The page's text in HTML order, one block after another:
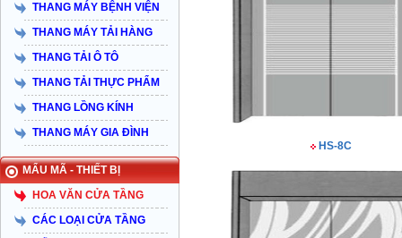
THANG MÁY BỆNH VIỆN
THANG MÁY TẢI HÀNG
THANG TẢI Ô TÔ
THANG TẢI THỰC PHẨM
THANG LỒNG KÍNH
THANG MÁY GIA ĐÌNH
MẨU MÃ - THIẾT BỊ
HOA VĂN CỬA TẦNG
CÁC LOẠI CỬA TẦNG
HS-8C